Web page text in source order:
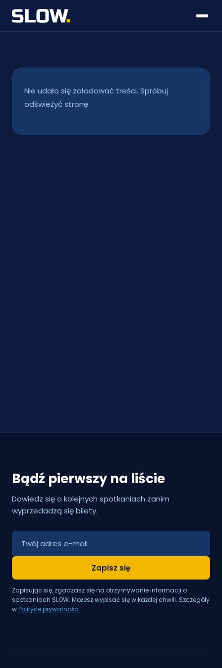
Nie udało się załadować treści. Spróbuj
odświeżyć stronę.
Bądź pierwszy na liście
Dowiedz się o kolejnych spotkaniach zanim
wyprzedadzą się bilety.
Zapisz się
Zapisując się, zgadzasz się na otrzymywanie informacji o
spotkaniach SLOW. Możesz wypisać się w każdej chwili. Szczegóły
wPolityce prywatności.